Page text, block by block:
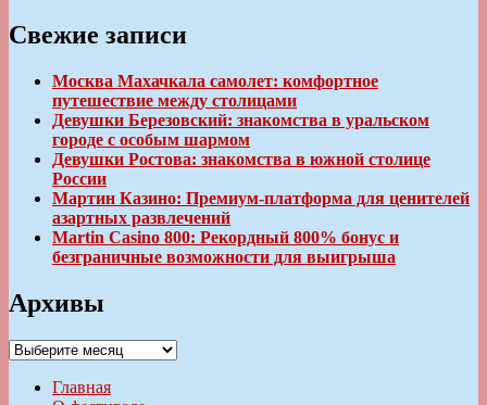
Свежие записи
Москва Махачкала самолет: комфортное
путешествие между столицами
Девушки Березовский: знакомства в уральском
городе с особым шармом
Девушки Ростова: знакомства в южной столице
России
Мартин Казино: Премиум-платформа для ценителей
азартных развлечений
Martin Casino 800: Рекордный 800% бонус и
безграничные возможности для выигрыша
Архивы
Архивы
Главная